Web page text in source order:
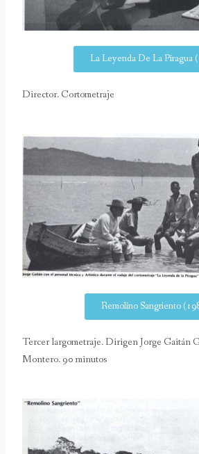
La Leyenda De La Piragua
Director. Cortometraje
Remolino Sangriento
Tercer largometraje. Dirigen Jorge Gaitán
Montero. 90 minutos